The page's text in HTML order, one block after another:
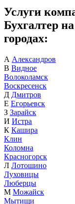
Услуги
Бухгалтер
городах:
А Александров
В Видное
Волоколамск
Воскресенск
Д Дмитров
Е Егорьевск
З Зарайск
И Истра
К Кашира
Клин
Коломна
Красногорск
Л Лотошино
Луховицы
Люберцы
М Можайск
Мытищи